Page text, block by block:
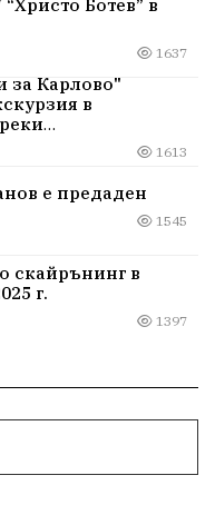
Ботев” в
1637
Карлово"
в
1613
е предаден
1545
скайрънинг в
г.
1397